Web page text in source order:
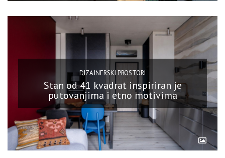
DIZAJNERSKI PROSTORI
Stan od 41 kvadrat inspiriran je
putovanjima i etno motivima